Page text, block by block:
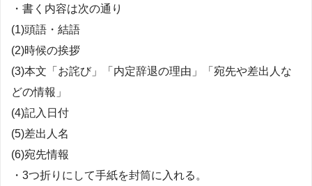
・書く内容は次の通り
(1)頭語・結語
(2)時候の挨拶
(3)本文「お詫び」「内定辞退の理由」「宛先や差出人な
どの情報」
(4)記入日付
(5)差出人名
(6)宛先情報
・3つ折りにして手紙を封筒に入れる。